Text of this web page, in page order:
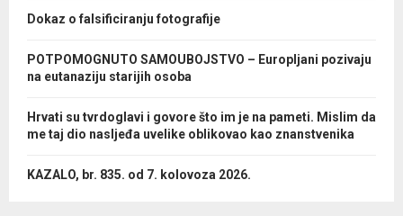
Dokaz o falsificiranju fotografije
POTPOMOGNUTO SAMOUBOJSTVO – Europljani pozivaju
na eutanaziju starijih osoba
Hrvati su tvrdoglavi i govore što im je na pameti. Mislim da
me taj dio nasljeđa uvelike oblikovao kao znanstvenika
KAZALO, br. 835. od 7. kolovoza 2026.